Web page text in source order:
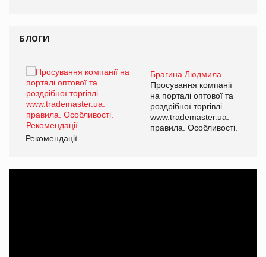
БЛОГИ
Брагина Людмила
Просування компанії
на порталі оптової та
роздрібної торгівлі
www.trademaster.ua.
правила. Особливості.
Рекомендації